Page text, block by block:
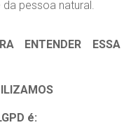
pessoa natural.
ENTENDER ESSA
é: